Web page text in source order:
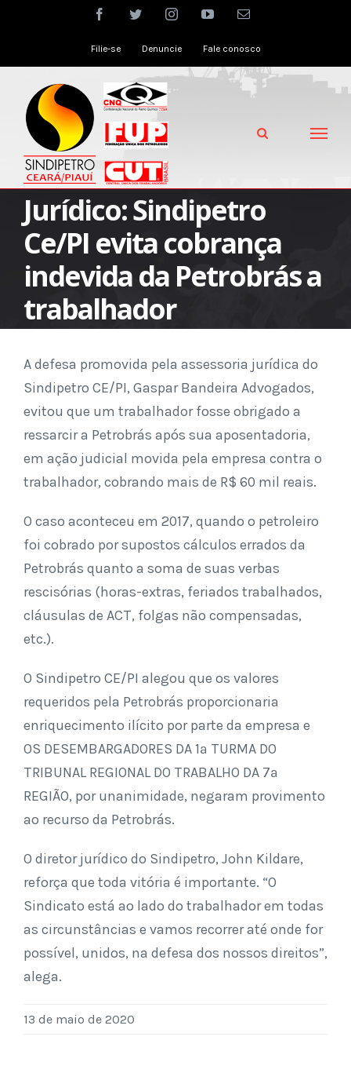
facebooktwitter instagramyoutubeEmail
Filie-se Denuncie Fale conosco
Jurídico: Sindipetro
Ce/PI evita cobrança
indevida da Petrobrás a
trabalhador
A defesa promovida pela assessoria jurídica do
Sindipetro CE/PI, Gaspar Bandeira Advogados,
evitou que um trabalhador fosse obrigado a
ressarcir a Petrobrás após sua aposentadoria,
em ação judicial movida pela empresa contra o
trabalhador, cobrando mais de R$ 60 mil reais.
O caso aconteceu em 2017, quando o petroleiro
foi cobrado por supostos cálculos errados da
Petrobrás quanto a soma de suas verbas
rescisórias (horas-extras, feriados trabalhados,
cláusulas de ACT, folgas não compensadas,
etc.).
O Sindipetro CE/PI alegou que os valores
requeridos pela Petrobrás proporcionaria
enriquecimento ilícito por parte da empresa e
OS DESEMBARGADORES DA 1ª TURMA DO
TRIBUNAL REGIONAL DO TRABALHO DA 7ª
REGIÃO, por unanimidade, negaram provimento
ao recurso da Petrobrás.
O diretor jurídico do Sindipetro, John Kildare,
reforça que toda vitória é importante. “O
Sindicato está ao lado do trabalhador em todas
as circunstâncias e vamos recorrer até onde for
possível, unidos, na defesa dos nossos direitos”,
alega.
13 de maio de 2020